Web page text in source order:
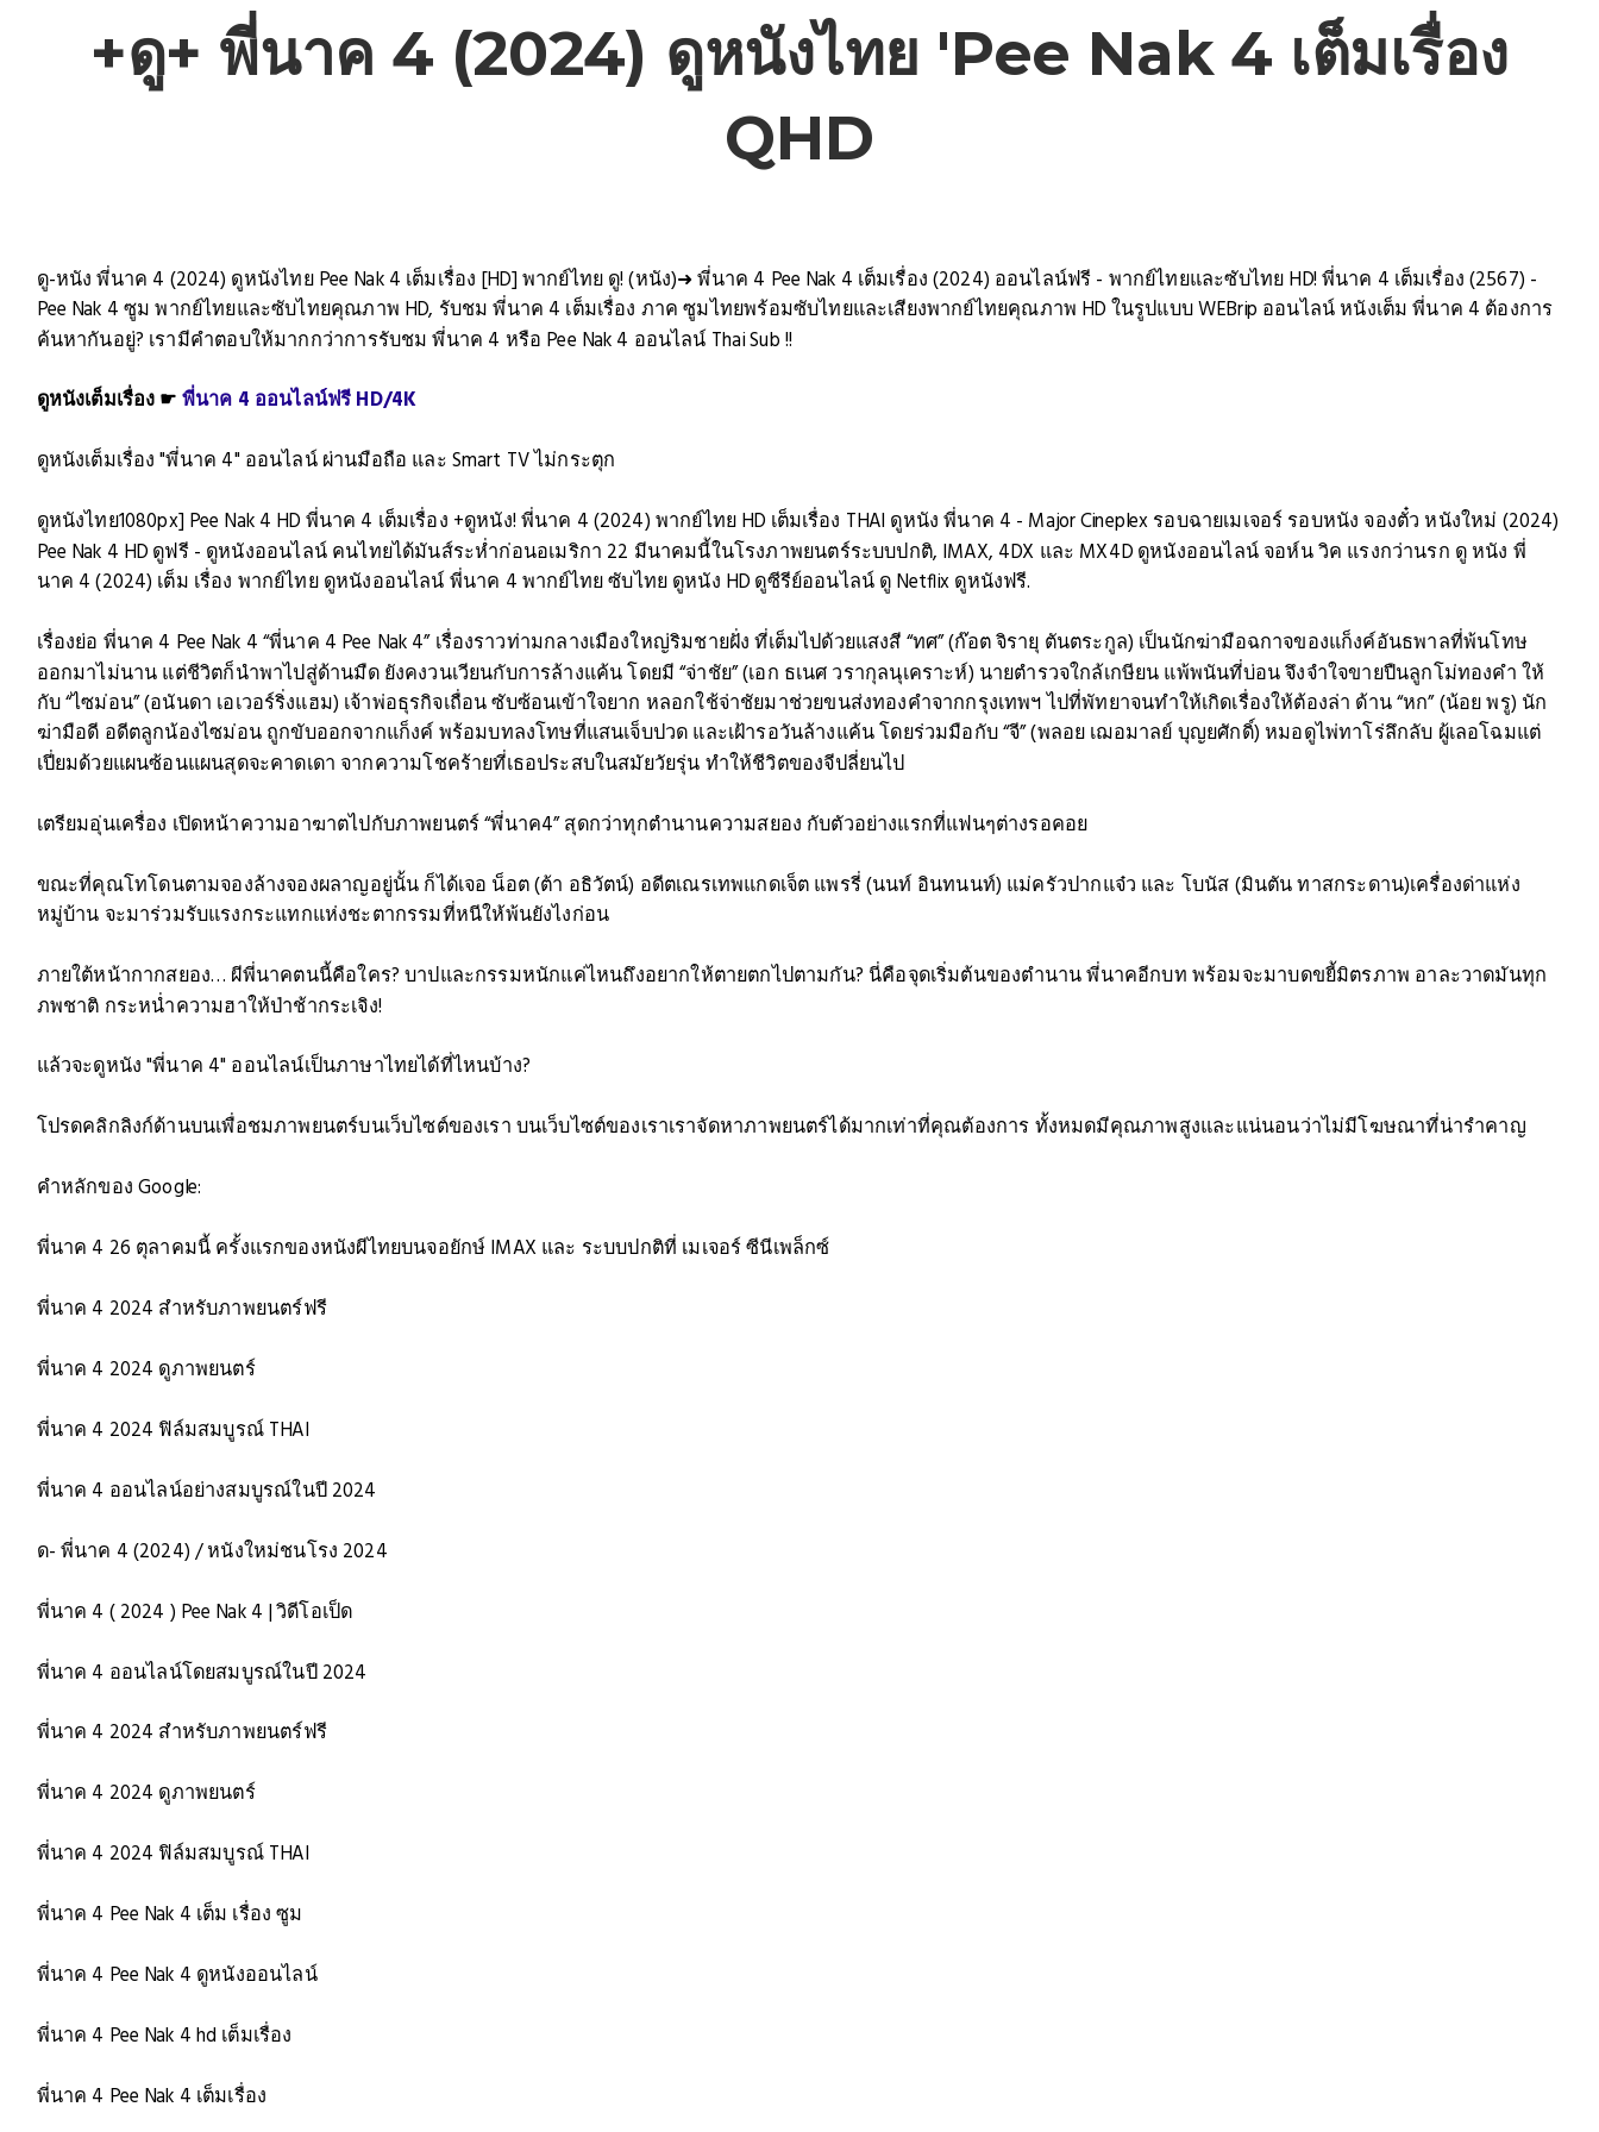
+ดู+ พี่นาค 4 (2024) ดูหนังไทย 'Pee Nak 4 เต็มเรื่อง
QHD
ดู-หนัง พี่นาค 4 (2024) ดูหนังไทย Pee Nak 4 เต็มเรื่อง [HD] พากย์ไทย ดู! (หนัง)➜ พี่นาค 4 Pee Nak 4 เต็มเรื่อง (2024) ออนไลน์ฟรี - พากย์ไทยและซับไทย HD! พี่นาค 4 เต็มเรื่อง (2567) -
Pee Nak 4 ซูม พากย์ไทยและซับไทยคุณภาพ HD, รับชม พี่นาค 4 เต็มเรื่อง ภาค ซูมไทยพร้อมซับไทยและเสียงพากย์ไทยคุณภาพ HD ในรูปแบบ WEBrip ออนไลน์ หนังเต็ม พี่นาค 4 ต้องการ
ค้นหากันอยู่? เรามีคำตอบให้มากกว่าการรับชม พี่นาค 4 หรือ Pee Nak 4 ออนไลน์ Thai Sub !!
ดูหนังเต็มเรื่อง ☛พี่นาค 4 ออนไลน์ฟรี HD/4K
ดูหนังเต็มเรื่อง "พี่นาค 4" ออนไลน์ ผ่านมือถือ และ Smart TV ไม่กระตุก
ดูหนังไทย1080px] Pee Nak 4 HD พี่นาค 4 เต็มเรื่อง +ดูหนัง! พี่นาค 4 (2024) พากย์ไทย HD เต็มเรื่อง THAI ดูหนัง พี่นาค 4 - Major Cineplex รอบฉายเมเจอร์ รอบหนัง จองตั๋ว หนังใหม่ (2024)
Pee Nak 4 HD ดูฟรี - ดูหนังออนไลน์ คนไทยได้มันส์ระห่ำก่อนอเมริกา 22 มีนาคมนี้ในโรงภาพยนตร์ระบบปกติ, IMAX, 4DX และ MX4D ดูหนังออนไลน์ จอห์น วิค แรงกว่านรก ดู หนัง พี่
นาค 4 (2024) เต็ม เรื่อง พากย์ไทย ดูหนังออนไลน์ พี่นาค 4 พากย์ไทย ซับไทย ดูหนัง HD ดูซีรีย์ออนไลน์ ดู Netflix ดูหนังฟรี.
เรื่องย่อ พี่นาค 4 Pee Nak 4 “พี่นาค 4 Pee Nak 4” เรื่องราวท่ามกลางเมืองใหญ่ริมชายฝั่ง ที่เต็มไปด้วยแสงสี “ทศ” (ก๊อต จิรายุ ตันตระกูล) เป็นนักฆ่ามือฉกาจของแก็งค์อันธพาลที่พ้นโทษ
ออกมาไม่นาน แต่ชีวิตก็นำพาไปสู่ด้านมืด ยังคงวนเวียนกับการล้างแค้น โดยมี “จ่าชัย” (เอก ธเนศ วรากุลนุเคราะห์) นายตำรวจใกล้เกษียน แพ้พนันที่บ่อน จึงจำใจขายปืนลูกโม่ทองคำ ให้
กับ “ไซม่อน” (อนันดา เอเวอร์ริ่งแฮม) เจ้าพ่อธุรกิจเถื่อน ซับซ้อนเข้าใจยาก หลอกใช้จ่าชัยมาช่วยขนส่งทองคำจากกรุงเทพฯ ไปที่พัทยาจนทำให้เกิดเรื่องให้ต้องล่า ด้าน “หก” (น้อย พรู) นัก
ฆ่ามือดี อดีตลูกน้องไซม่อน ถูกขับออกจากแก็งค์ พร้อมบทลงโทษที่แสนเจ็บปวด และเฝ้ารอวันล้างแค้น โดยร่วมมือกับ “จี” (พลอย เฌอมาลย์ บุญยศักดิ์) หมอดูไพ่ทาโร่ลึกลับ ผู้เลอโฉมแต่
เปี่ยมด้วยแผนซ้อนแผนสุดจะคาดเดา จากความโชคร้ายที่เธอประสบในสมัยวัยรุ่น ทำให้ชีวิตของจีปลี่ยนไป
เตรียมอุ่นเครื่อง เปิดหน้าความอาฆาตไปกับภาพยนตร์ “พี่นาค4” สุดกว่าทุกตำนานความสยอง กับตัวอย่างแรกที่แฟนๆต่างรอคอย
ขณะที่คุณโทโดนตามจองล้างจองผลาญอยู่นั้น ก็ได้เจอ น็อต (ต้า อธิวัตน์) อดีตเณรเทพแกดเจ็ต แพรรี่ (นนท์ อินทนนท์) แม่ครัวปากแจ๋ว และ โบนัส (มินตัน ทาสกระดาน)เครื่องด่าแห่ง
หมู่บ้าน จะมาร่วมรับแรงกระแทกแห่งชะตากรรมที่หนีให้พ้นยังไงก่อน
ภายใต้หน้ากากสยอง… ผีพี่นาคตนนี้คือใคร? บาปและกรรมหนักแค่ไหนถึงอยากให้ตายตกไปตามกัน? นี่คือจุดเริ่มต้นของตํานาน พี่นาคอีกบท พร้อมจะมาบดขยี้มิตรภาพ อาละวาดมันทุก
ภพชาติ กระหน่ำความฮาให้ป่าช้ากระเจิง!
แล้วจะดูหนัง "พี่นาค 4" ออนไลน์เป็นภาษาไทยได้ที่ไหนบ้าง?
โปรดคลิกลิงก์ด้านบนเพื่อชมภาพยนตร์บนเว็บไซต์ของเรา บนเว็บไซต์ของเราเราจัดหาภาพยนตร์ได้มากเท่าที่คุณต้องการ ทั้งหมดมีคุณภาพสูงและแน่นอนว่าไม่มีโฆษณาที่น่ารำคาญ
คำหลักของ Google:
พี่นาค 4 26 ตุลาคมนี้ ครั้งแรกของหนังผีไทยบนจอยักษ์ IMAX และ ระบบปกติที่ เมเจอร์ ซีนีเพล็กซ์
พี่นาค 4 2024 สำหรับภาพยนตร์ฟรี
พี่นาค 4 2024 ดูภาพยนตร์
พี่นาค 4 2024 ฟิล์มสมบูรณ์ THAI
พี่นาค 4 ออนไลน์อย่างสมบูรณ์ในปี 2024
ด- พี่นาค 4 (2024) / หนังใหม่ชนโรง 2024
พี่นาค 4 ( 2024 ) Pee Nak 4 | วิดีโอเป็ด
พี่นาค 4 ออนไลน์โดยสมบูรณ์ในปี 2024
พี่นาค 4 2024 สำหรับภาพยนตร์ฟรี
พี่นาค 4 2024 ดูภาพยนตร์
พี่นาค 4 2024 ฟิล์มสมบูรณ์ THAI
พี่นาค 4 Pee Nak 4 เต็ม เรื่อง ซูม
พี่นาค 4 Pee Nak 4 ดูหนังออนไลน์
พี่นาค 4 Pee Nak 4 hd เต็มเรื่อง
พี่นาค 4 Pee Nak 4 เต็มเรื่อง